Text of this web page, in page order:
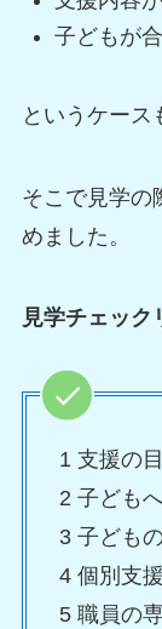
子どもが
というケース
そこで見学の
めました。
見学チェック
1 支援の
2 子ども
3 子ども
4 個別支
5 職員の